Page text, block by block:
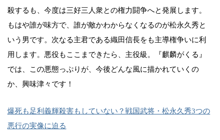
殺するも、今度は三好三人衆との権力闘争へと発展します。
もはや誰が味方で、誰が敵かわからなくなるのが松永久秀と
いう男です。次なる主君である織田信長をも主導権争いに利
用します。悪役もここまできたら、主役級。『麒麟がくる』
では、この悪態っぷりが、今後どんな風に描かれていくの
か、興味津々です！
爆死も足利義輝殺害もしていない？戦国武将・松永久秀3つの
悪行の実像に迫る